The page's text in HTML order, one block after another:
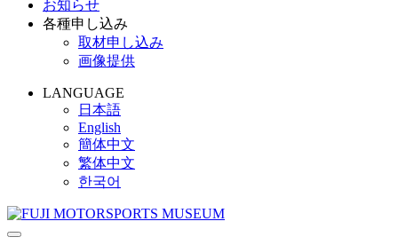
お知らせ
各種申し込み
取材申し込み
画像提供
LANGUAGE
日本語
English
簡体中文
繁体中文
한국어